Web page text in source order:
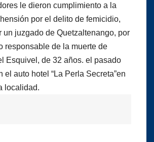
le dieron cumplimiento a la
por el delito de femicidio,
un juzgado de Quetzaltenango, por
responsable de la muerte de
Esquivel, de 32 años. el pasado
el auto hotel “La Perla Secreta”en
localidad.